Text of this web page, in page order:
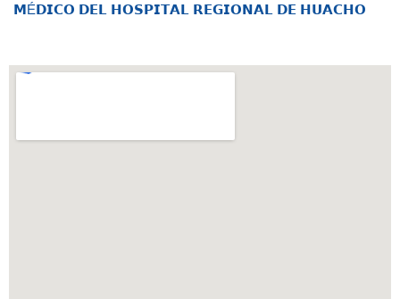
𝗠É𝗗𝗜𝗖𝗢 𝗗𝗘𝗟 𝗛𝗢𝗦𝗣𝗜𝗧𝗔𝗟 𝗥𝗘𝗚𝗜𝗢𝗡𝗔𝗟 𝗗𝗘 𝗛𝗨𝗔𝗖𝗛𝗢